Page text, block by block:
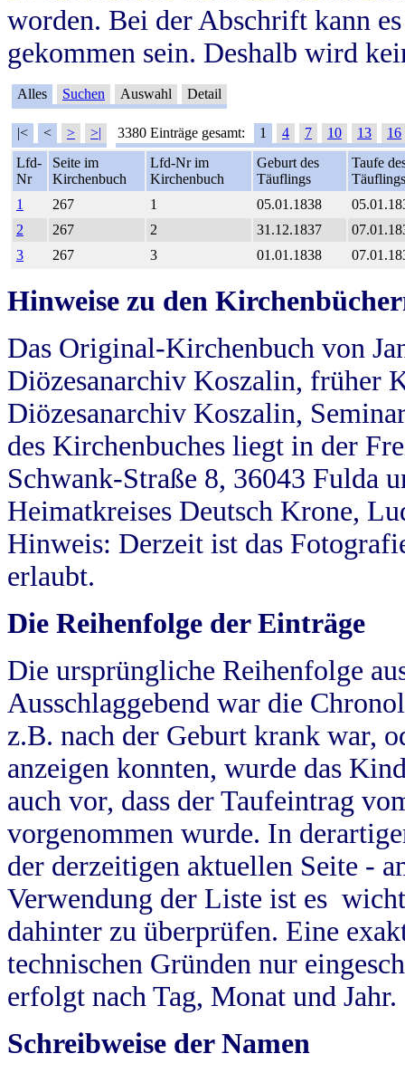
worden. Bei der Abschrift kann
gekommen sein. Deshalb wird
Alles Suchen Auswahl Detail
|< < > >| 3380 Einträge gesamt: 1 4 7 10 13
16
Lfd-
Nr
Seite im
Kirchenbuch
Lfd-Nr im
Kirchenbuch
Geburt des
Täuflings
Taufe
Täuflings
1
267 1 05.01.1838
2
267 2 31.12.1837
3
267 3 01.01.1838
Hinweise zu den
Das Original-Kirchenbuch von
Diözesanarchiv Koszalin, früher
Diözesanarchiv Koszalin,
des Kirchenbuches liegt in der
Schwank-Straße 8, 36043 Fulda
Heimatkreises Deutsch Krone,
Hinweis: Derzeit ist das
erlaubt.
Die Reihenfolge der Einträge
Die ursprüngliche Reihenfolge
Ausschlaggebend war die
z.B. nach der Geburt krank war,
anzeigen konnten, wurde das
auch vor, dass der Taufeintrag
vorgenommen wurde. In
der derzeitigen aktuellen Seite -
Verwendung der Liste ist es
dahinter zu überprüfen. Eine
technischen Gründen nur
erfolgt nach Tag, Monat und Jahr.
Schreibweise der Namen